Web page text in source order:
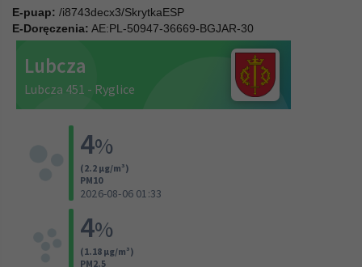
E-puap: /i8743decx3/SkrytkaESP
E-Doręczenia: AE:PL-50947-36669-BGJAR-30